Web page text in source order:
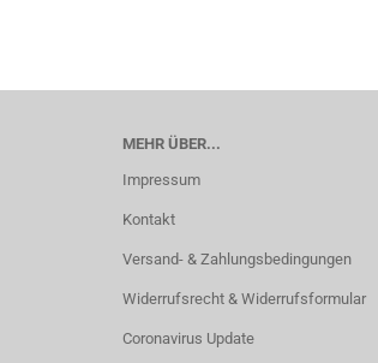
MEHR ÜBER...
Impressum
Kontakt
Versand- & Zahlungsbedingungen
Widerrufsrecht & Widerrufsformular
Coronavirus Update